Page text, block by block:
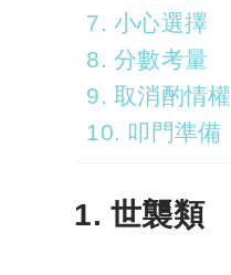
7. 小心選擇
8. 分數考量
9. 取消酌情權
10. 叩門準備
1. 世襲類